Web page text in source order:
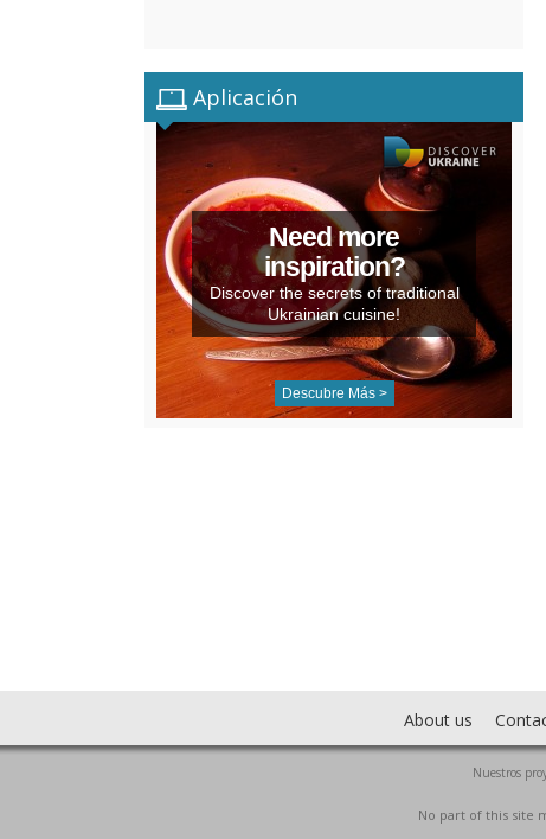
Aplicación
Need more
inspiration?
Discover the secrets of traditional
Ukrainian cuisine!
Descubre Más >
About us
Nuestros
No part of this site